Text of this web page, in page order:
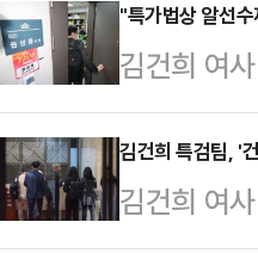
특검팀은 '
전 통일교
팀이 작성
장이 특정
자로 적시
"특가법상 알선
김건희 여
혹'과 관련
관계자 주
통령 핵심
김건희 특검팀, '
김건희 여